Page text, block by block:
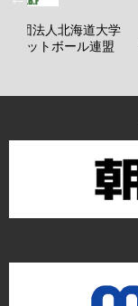
社団法人北海道大学
ケットボール連盟